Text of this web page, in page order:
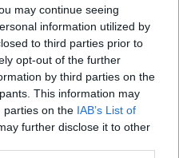
may continue seeing
information utilized by
to third parties prior to
opt-out of the further
by third parties on the
This information may
parties on the IAB’s List of
further disclose it to other